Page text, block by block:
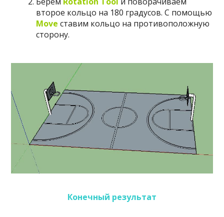
второе кольцо на 180 градусов. С помощью
Move ставим кольцо на противоположную
сторону.
Конечный результат